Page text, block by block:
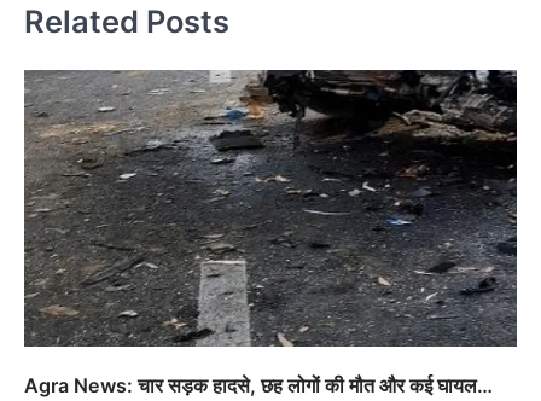
Related Posts
Agra News: चार सड़क हादसे, छह लोगों की मौत और कई घायल…